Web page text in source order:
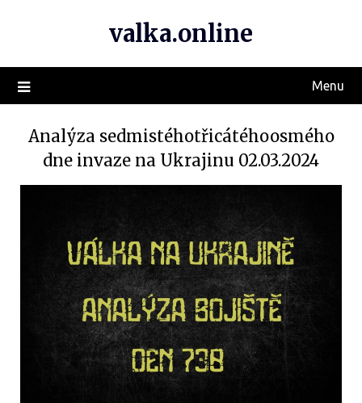
valka.online
Menu
Analýza sedmistéhotřicátéhoosmého
dne invaze na Ukrajinu 02.03.2024